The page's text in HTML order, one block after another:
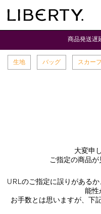
商品発送遅
生地 バッグ スカーフ
大変申
ご指定の商品が
URLのご指定に誤りがある
能性
お手数とは思いますが、下